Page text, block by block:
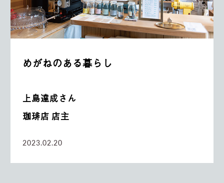
めがねのある暮らし
上島達成さん
珈琲店 店主
2023.02.20